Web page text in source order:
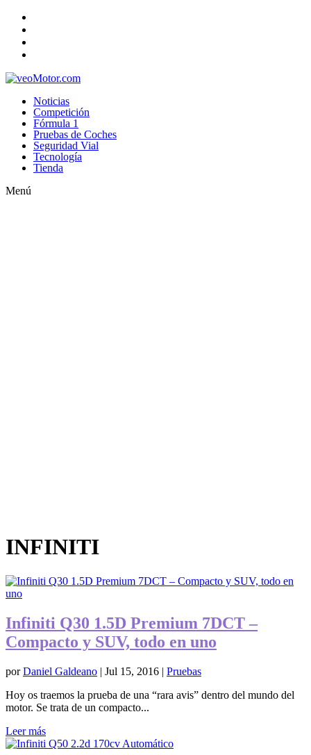
Noticias
Competición
Fórmula 1
Pruebas de Coches
Seguridad Vial
Tecnología
Tienda
Menú
INFINITI
Infiniti Q30 1.5D Premium 7DCT –
Compacto y SUV, todo en uno
porDaniel Galdeano | Jul 15, 2016 | Pruebas
Hoy os traemos la prueba de una “rara avis” dentro del mundo del
motor. Se trata de un compacto...
Leer más